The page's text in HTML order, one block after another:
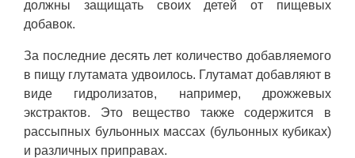
должны защищать своих детей от пищевых
добавок.
За последние десять лет количество добавляемого
в пищу глутамата удвоилось. Глутамат добавляют в
виде гидролизатов, например, дрожжевых
экстрактов. Это вещество также содержится в
рассыпных бульонных массах (бульонных кубиках)
и различных приправах.